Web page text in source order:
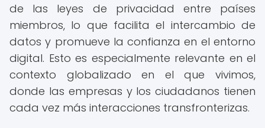
de las leyes de privacidad entre países
miembros, lo que facilita el intercambio de
datos y promueve la confianza en el entorno
digital. Esto es especialmente relevante en el
contexto globalizado en el que vivimos,
donde las empresas y los ciudadanos tienen
cada vez más interacciones transfronterizas.